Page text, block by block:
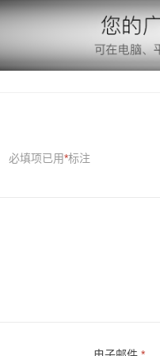
必填项已用*标注